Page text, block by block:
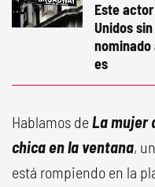
Este
Unidos
nominado
es
Hablamos deLa mujer
chica en la ventana,
está rompiendo en la